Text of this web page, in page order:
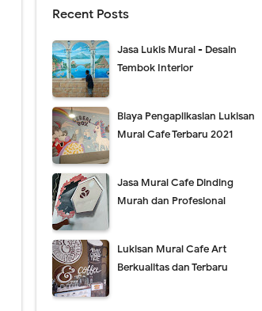
Recent Posts
Jasa Lukis Mural - Desain
Tembok Interior
Biaya Pengaplikasian Lukisan
Mural Cafe Terbaru 2021
Jasa Mural Cafe Dinding
Murah dan Profesional
Lukisan Mural Cafe Art
Berkualitas dan Terbaru